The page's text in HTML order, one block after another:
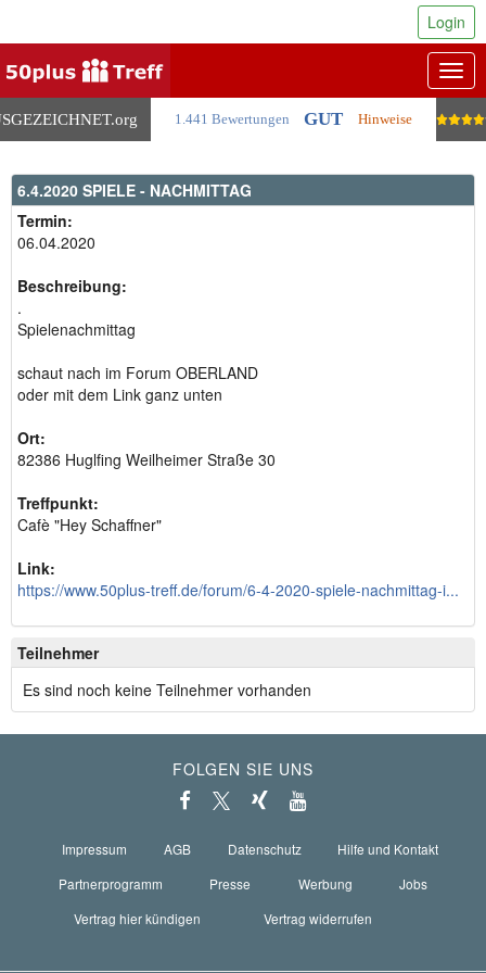
.org 1.441 Bewertungen GUT Hinweise
Login
6.4.2020 SPIELE - NACHMITTAG
Termin:
06.04.2020
Beschreibung:
.
Spielenachmittag
schaut nach im Forum OBERLAND
oder mit dem Link ganz unten
Ort:
82386 Huglfing Weilheimer Straße 30
Treffpunkt:
Cafè "Hey Schaffner"
Link:
https://www.50plus-treff.de/forum/6-4-2020-spiele-nachmittag-i...
Teilnehmer
Es sind noch keine Teilnehmer vorhanden
FOLGEN SIE UNS
Impressum AGB Datenschutz
Hilfe und Kontakt
Partnerprogramm
Presse Werbung
Jobs
Vertrag hier kündigen
Vertrag widerrufen